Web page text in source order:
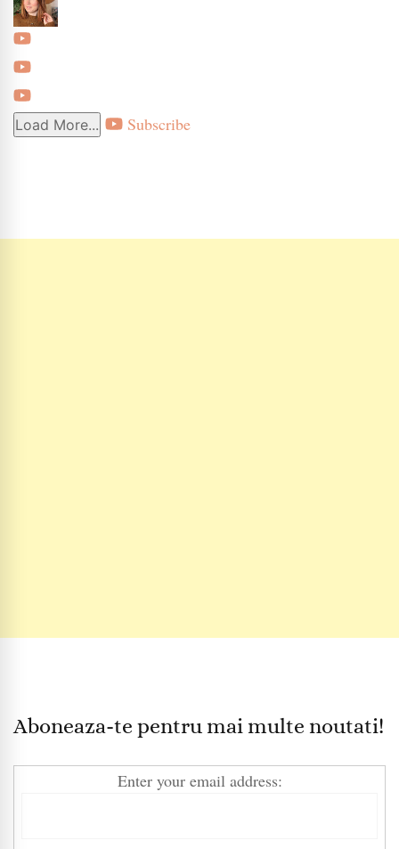
Load More... Subscribe
Aboneaza-te pentru mai multe noutati!
Enter your email address: